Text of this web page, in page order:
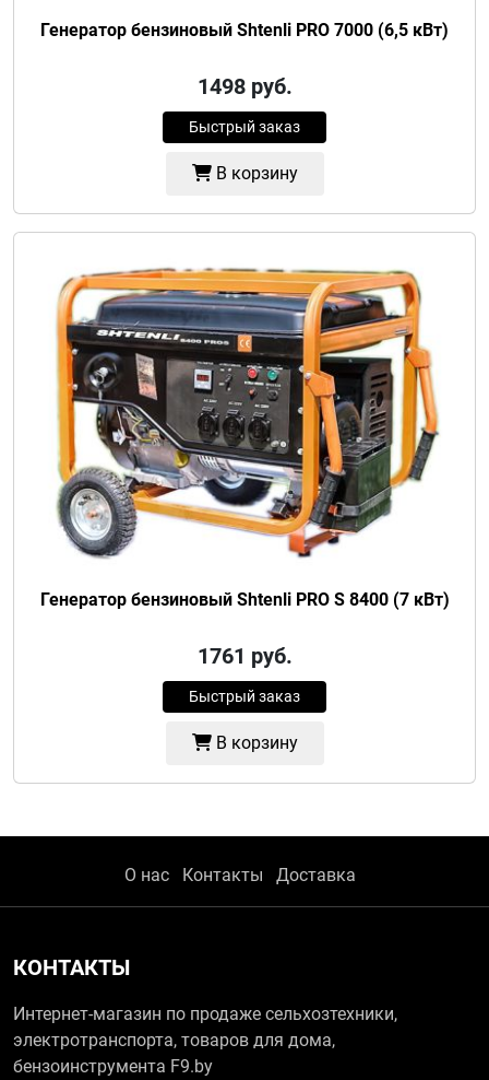
Генератор бензиновый Shtenli PRO 7000 (6,5 кВт)
1498руб.
Быстрый заказ
В корзину
Генератор бензиновый Shtenli PRO S 8400 (7 кВт)
1761 руб.
Быстрый заказ
В корзину
О нас Контакты Доставка
КОНТАКТЫ
Интернет-магазин по продаже сельхозтехники,
электротранспорта, товаров для дома,
бензоинструмента F9.by